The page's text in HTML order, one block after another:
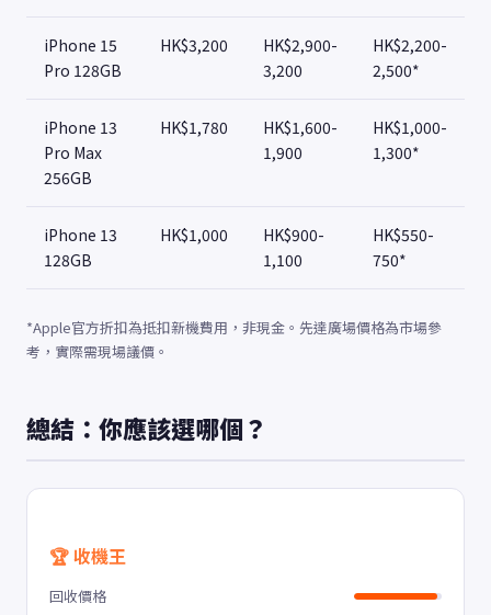
iPhone 15
Pro 128GB
HK$3,200
HK$2,900-
3,200
HK$2,200-
2,500*
iPhone 13
Pro Max
256GB
HK$1,780
HK$1,600-
1,900
HK$1,000-
1,300*
iPhone 13
128GB
HK$1,000
HK$900-
1,100
HK$550-
750*
*Apple官方折扣為抵扣新機費用，非現金。先達廣場價格為市場參
考，實際需現場議價。
總結：你應該選哪個？
🏆 收機王
回收價格